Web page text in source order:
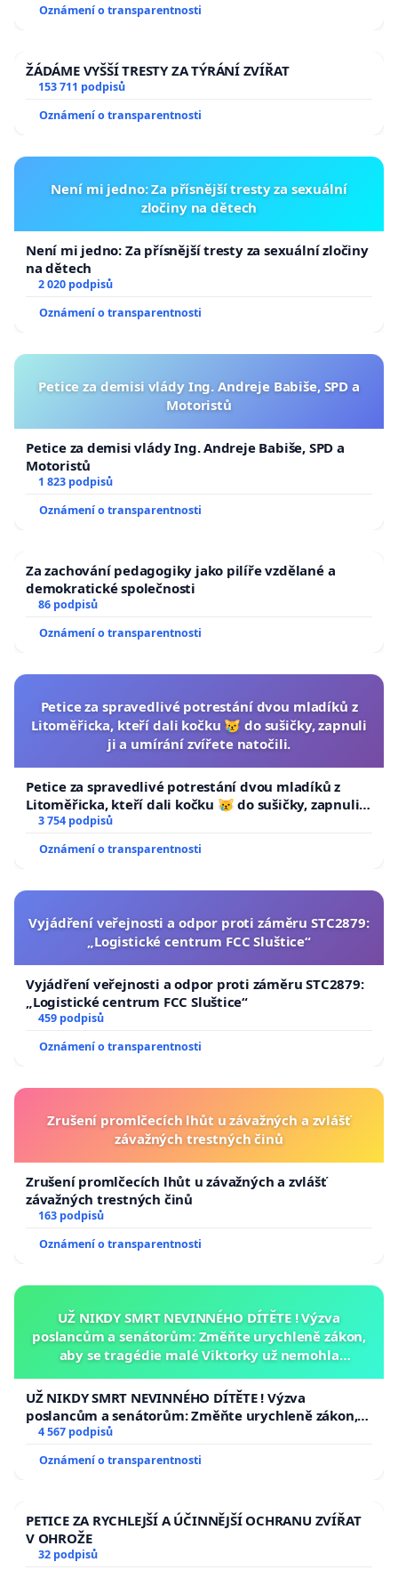
Oznámení o transparentnosti
ŽÁDÁME VYŠŠÍ TRESTY ZA TÝRÁNÍ ZVÍŘAT
153 711 podpisů
Oznámení o transparentnosti
Není mi jedno: Za přísnější tresty za sexuální
zločiny na dětech
Není mi jedno: Za přísnější tresty za sexuální zločiny
na dětech
2 020 podpisů
Oznámení o transparentnosti
Petice za demisi vlády Ing. Andreje Babiše, SPD a
Motoristů
Petice za demisi vlády Ing. Andreje Babiše, SPD a
Motoristů
1 823 podpisů
Oznámení o transparentnosti
Za zachování pedagogiky jako pilíře vzdělané a
demokratické společnosti
86 podpisů
Oznámení o transparentnosti
Petice za spravedlivé potrestání dvou mladíků z
Litoměřicka, kteří dali kočku 😿 do sušičky, zapnuli
ji a umírání zvířete natočili.
Petice za spravedlivé potrestání dvou mladíků z
Litoměřicka, kteří dali kočku 😿 do sušičky, zapnuli ji
a umírání zvířete natočili.
3 754 podpisů
Oznámení o transparentnosti
Vyjádření veřejnosti a odpor proti záměru STC2879:
„Logistické centrum FCC Sluštice“
Vyjádření veřejnosti a odpor proti záměru STC2879:
„Logistické centrum FCC Sluštice“
459 podpisů
Oznámení o transparentnosti
Zrušení promlčecích lhůt u závažných a zvlášť
závažných trestných činů
Zrušení promlčecích lhůt u závažných a zvlášť
závažných trestných činů
163 podpisů
Oznámení o transparentnosti
UŽ NIKDY SMRT NEVINNÉHO DÍTĚTE ! Výzva
poslancům a senátorům: Změňte urychleně zákon,
aby se tragédie malé Viktorky už nemohla
UŽ NIKDY SMRT NEVINNÉHO DÍTĚTE ! Výzva
poslancům a senátorům: Změňte urychleně zákon,
aby se tragédie malé Viktorky už nemohla opakovat!
4 567 podpisů
Oznámení o transparentnosti
PETICE ZA RYCHLEJŠÍ A ÚČINNĚJŠÍ OCHRANU ZVÍŘAT
V OHROŽE
32 podpisů